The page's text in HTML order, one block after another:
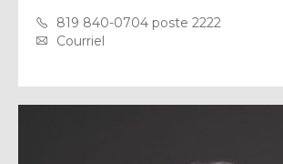
819 840-0704 poste 2222
Courriel